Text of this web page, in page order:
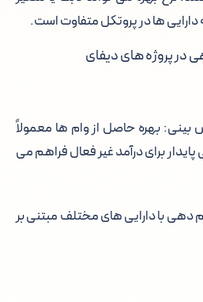
دارایی ها در پروتکل متفاوت است.
در پروژه های دیفای
بینی: بهره حاصل از وام ها معمولاً
برای درآمد غیر فعال فراهم می
دهی با دارایی های مختلف مبتنی بر